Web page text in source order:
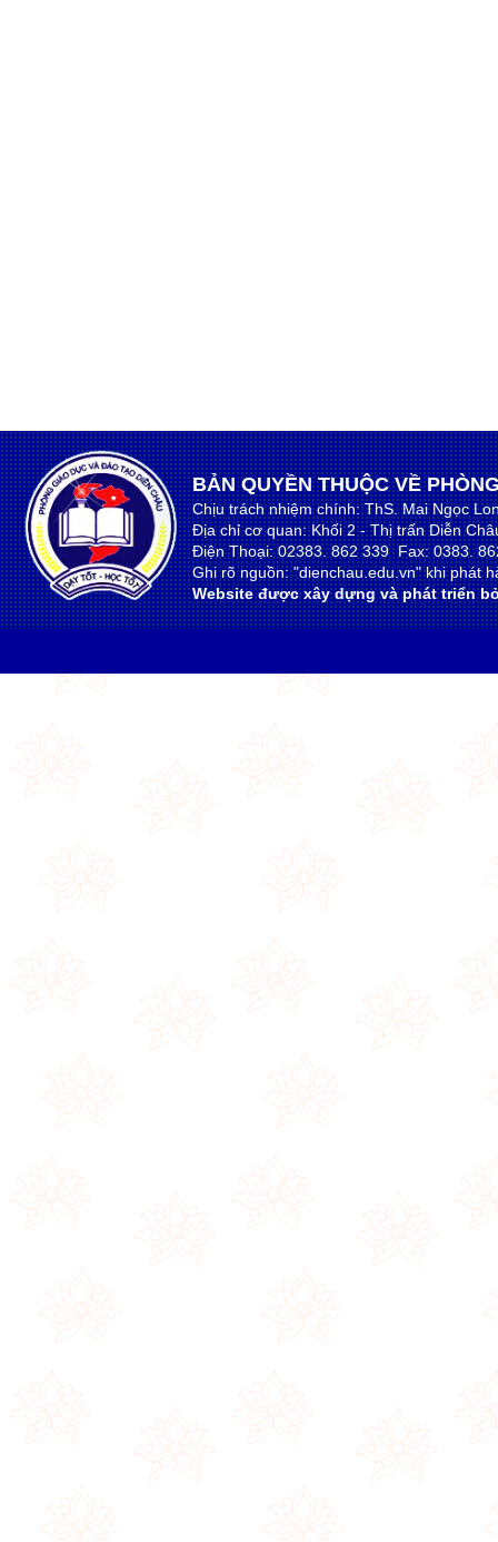
BẢN QUYỀN THUỘC VỀ
Chịu trách nhiệm chính: ThS. Mai Ngọc
Địa chỉ cơ quan: Khối 2 - Thị trấn Diễn
Điện Thoại: 02383. 862 339 Fax: 0383.
Ghi rõ nguồn: "dienchau.edu.vn" khi phát
Website được xây dựng và phát triển